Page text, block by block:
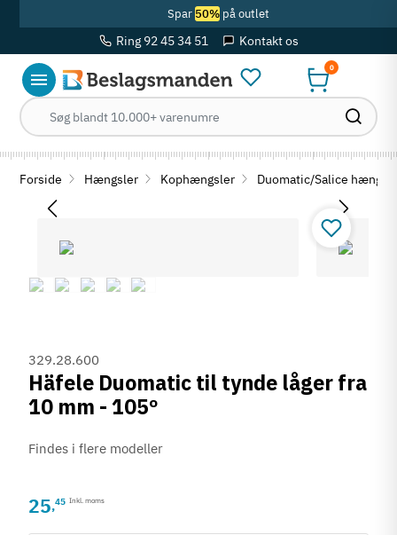
Spar 50%på outlet
Ring 92 45 34 51 Kontakt os
0
Forside Hængsler Kophængsler Duomatic/Salice
329.28.600
Häfele Duomatic til tynde låger fra
10 mm - 105º
Findes i flere modeller
25,45 Inkl. moms